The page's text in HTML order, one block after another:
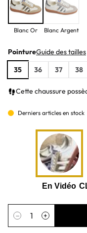
Blanc Or Blanc Argent
PointureGuide des tailles
35
36 37 38
Cette chaussure
Derniers articles en stock
Quantité
− +